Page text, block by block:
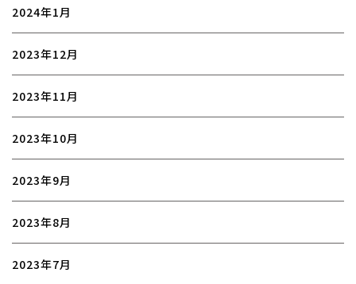
2024年1月
2023年12月
2023年11月
2023年10月
2023年9月
2023年8月
2023年7月